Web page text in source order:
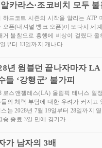
알카라스·조코비치 모두 불
하드코트 시즌의 시작을 알리는 ATP
오픈(내셔널 뱅크 오픈)이 또다시 세
거 불참으로 흥행에 비상이 걸렸다.올
부터 13일까지 캐나다…
년 윔블던 끝나자마자
들 ‘강행군’ 불가피
로스앤젤레스(LA) 올림픽 테니스 일
들의 체력 부담에 대한 우려가 커지고
는 2028년 7월 19일부터 28일까지
승 종료 3일 만에 경기가…
가 남자의 3배